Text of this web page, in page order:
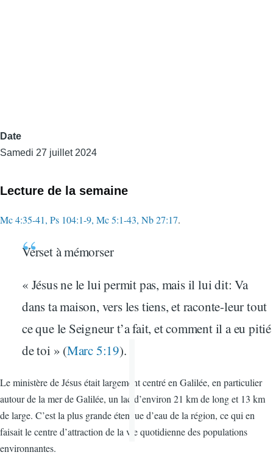
Date
Samedi 27 juillet 2024
Lecture de la semaine
Mc 4:35-41, Ps 104:1-9, Mc 5:1-43, Nb 27:17.
Verset à mémorser
« Jésus ne le lui permit pas, mais il lui dit: Va
dans ta maison, vers les tiens, et raconte-leur tout
ce que le Seigneur t’a fait, et comment il a eu pitié
de toi » (Marc 5:19).
Le ministère de Jésus était largement centré en Galilée, en particulier
autour de la mer de Galilée, un lac d’environ 21 km de long et 13 km
de large. C’est la plus grande étendue d’eau de la région, ce qui en
faisait le centre d’attraction de la vie quotidienne des populations
environnantes.